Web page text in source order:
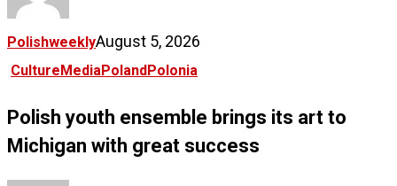
PolishweeklyAugust 5, 2026
CultureMediaPolandPolonia
Polish youth ensemble brings its art to
Michigan with great success